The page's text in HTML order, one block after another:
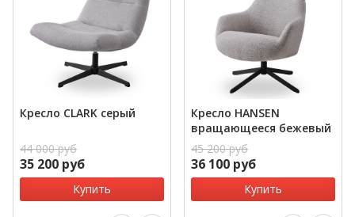
Кресло CLARK серый
44 000 руб
35 200 руб
Купить
Кресло HANSEN
вращающееся бежевый
45 200 руб
36 100 руб
Купить